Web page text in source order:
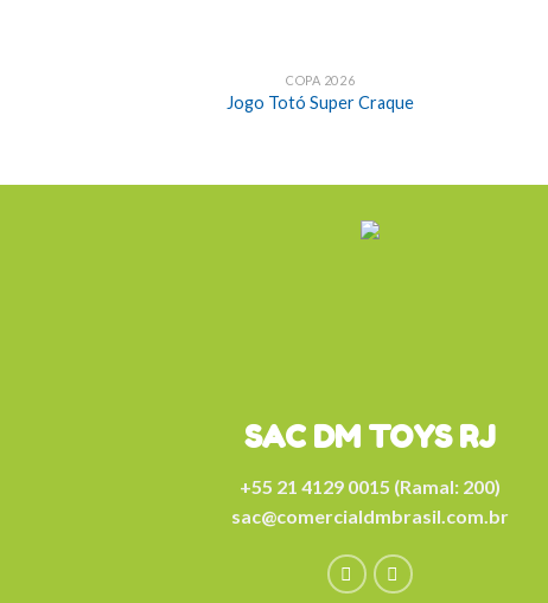
COPA 2026
Jogo Totó Super Craque
SAC DM TOYS RJ
+55 21 4129 0015 (Ramal: 200)
sac@comercialdmbrasil.com.br